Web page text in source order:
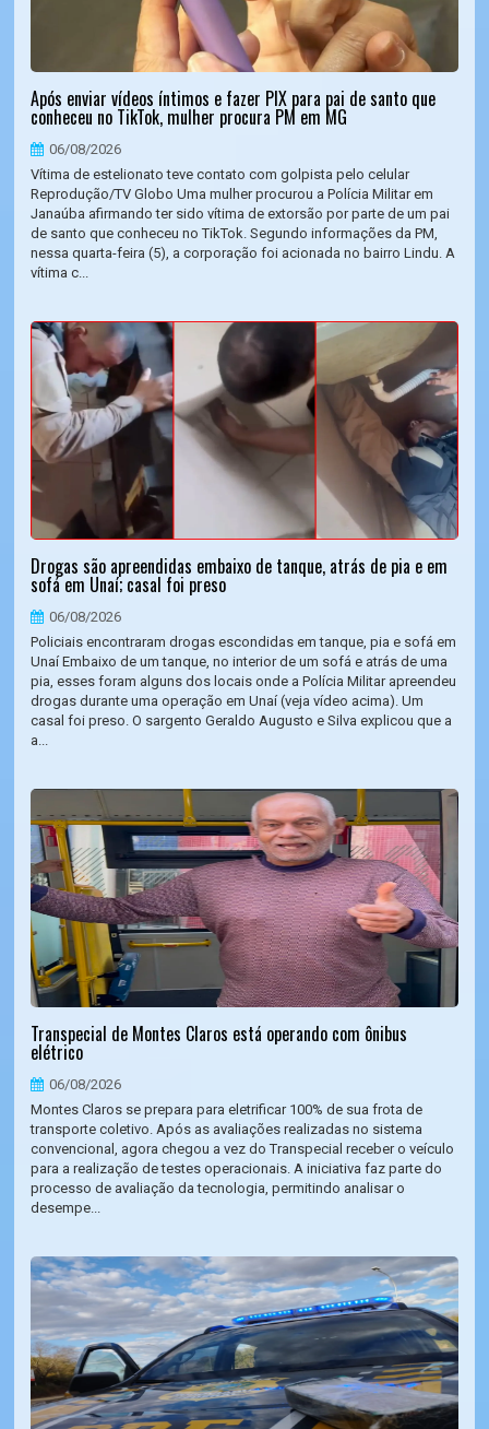
Após enviar vídeos íntimos e fazer PIX para pai de santo que
conheceu no TikTok, mulher procura PM em MG
06/08/2026
Vítima de estelionato teve contato com golpista pelo celular
Reprodução/TV Globo Uma mulher procurou a Polícia Militar em
Janaúba afirmando ter sido vítima de extorsão por parte de um pai
de santo que conheceu no TikTok. Segundo informações da PM,
nessa quarta-feira (5), a corporação foi acionada no bairro Lindu. A
vítima c...
Drogas são apreendidas embaixo de tanque, atrás de pia e em
sofá em Unaí; casal foi preso
06/08/2026
Policiais encontraram drogas escondidas em tanque, pia e sofá em
Unaí Embaixo de um tanque, no interior de um sofá e atrás de uma
pia, esses foram alguns dos locais onde a Polícia Militar apreendeu
drogas durante uma operação em Unaí (veja vídeo acima). Um
casal foi preso. O sargento Geraldo Augusto e Silva explicou que a
a...
Transpecial de Montes Claros está operando com ônibus
elétrico
06/08/2026
Montes Claros se prepara para eletrificar 100% de sua frota de
transporte coletivo. Após as avaliações realizadas no sistema
convencional, agora chegou a vez do Transpecial receber o veículo
para a realização de testes operacionais. A iniciativa faz parte do
processo de avaliação da tecnologia, permitindo analisar o
desempe...